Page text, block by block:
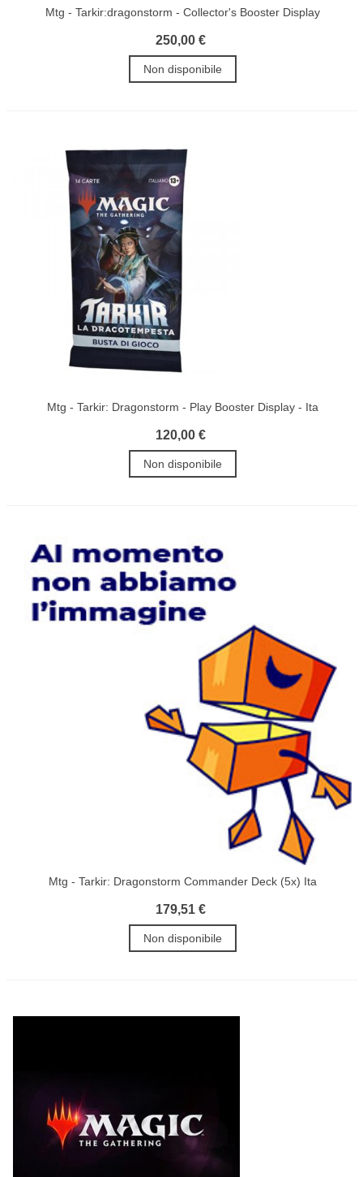
Mtg - Tarkir:dragonstorm - Collector's Booster Display
250,00 €
Non disponibile
Mtg - Tarkir: Dragonstorm - Play Booster Display - Ita
120,00 €
Non disponibile
Mtg - Tarkir: Dragonstorm Commander Deck (5x) Ita
179,51 €
Non disponibile